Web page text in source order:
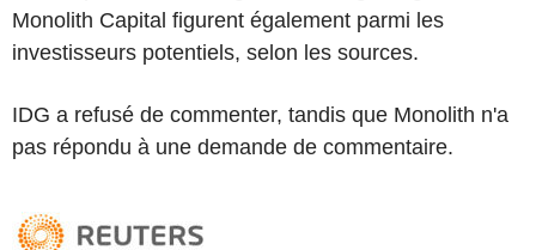
Monolith Capital figurent également parmi les
investisseurs potentiels, selon les sources.
IDG a refusé de commenter, tandis que Monolith n'a
pas répondu à une demande de commentaire.